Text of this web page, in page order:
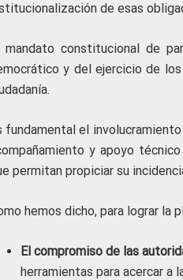
de esas
mandato constitucional de
y del ejercicio de
fundamental el
y apoyo
permitan propiciar su
hemos dicho, para lograr la
El compromiso de las
herramientas para acercar a